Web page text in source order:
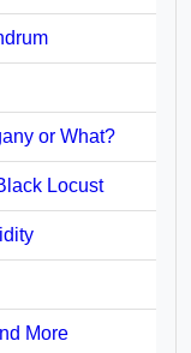
or What?
Locust
More